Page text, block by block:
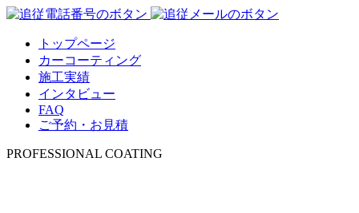
トップページ
カーコーティング
施工実績
インタビュー
FAQ
ご予約・お見積
PROFESSIONAL COATING